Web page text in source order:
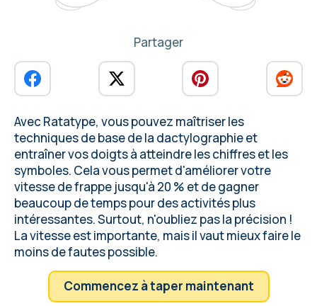
Partager
AvecRatatype, vous pouvez maîtriser les
techniques de base de la dactylographie et
entraîner vos doigts à atteindre les chiffres et les
symboles. Cela vous permetd'améliorer votre
vitesse de frappe jusqu'à 20 % et de gagner
beaucoup de temps pour des activités plus
intéressantes. Surtout, n'oubliez pas la précision !
La vitesse est importante, mais il vaut mieux faire le
moins de fautes possible.
Commencez à taper maintenant